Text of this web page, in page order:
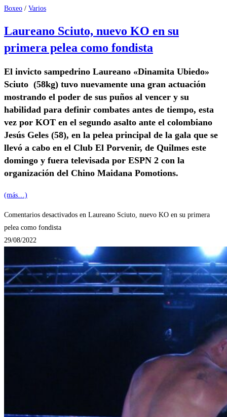
Boxeo / Varios
Laureano Sciuto, nuevo KO en su
primera pelea como fondista
El invicto sampedrino Laureano «Dinamita Ubiedo»
Sciuto (58kg) tuvo nuevamente una gran actuación
mostrando el poder de sus puños al vencer y su
habilidad para definir combates antes de tiempo, esta
vez por KOT en el segundo asalto ante el colombiano
Jesús Geles (58), en la pelea principal de la gala que se
llevó a cabo en el Club El Porvenir, de Quilmes este
domingo y fuera televisada por ESPN 2 con la
organización del Chino Maidana Pomotions.
(más…)
Comentarios desactivados en Laureano Sciuto, nuevo KO en su primera
pelea como fondista
29/08/2022